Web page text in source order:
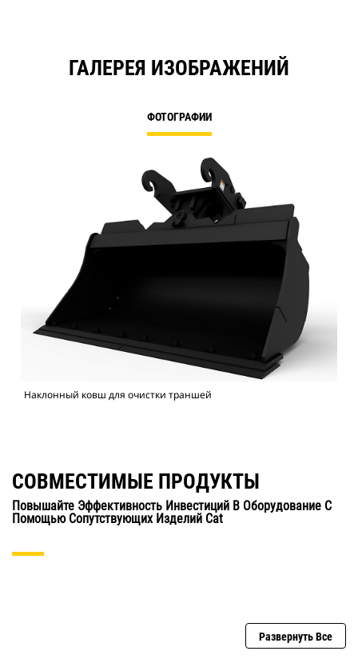
ГАЛЕРЕЯ ИЗОБРАЖЕНИЙ
ФОТОГРАФИИ
Наклонный ковш для очистки траншей
СОВМЕСТИМЫЕ ПРОДУКТЫ
Повышайте Эффективность Инвестиций В Оборудование С
Помощью Сопутствующих Изделий Cat
Развернуть Все